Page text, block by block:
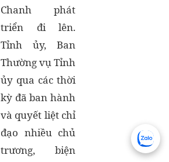
Chanh phát
triển đi lên.
Tỉnh ủy, Ban
Thường vụ Tỉnh
ủy qua các thời
kỳ đã ban hành
và quyết liệt chỉ
đạo nhiều chủ
trương, biện